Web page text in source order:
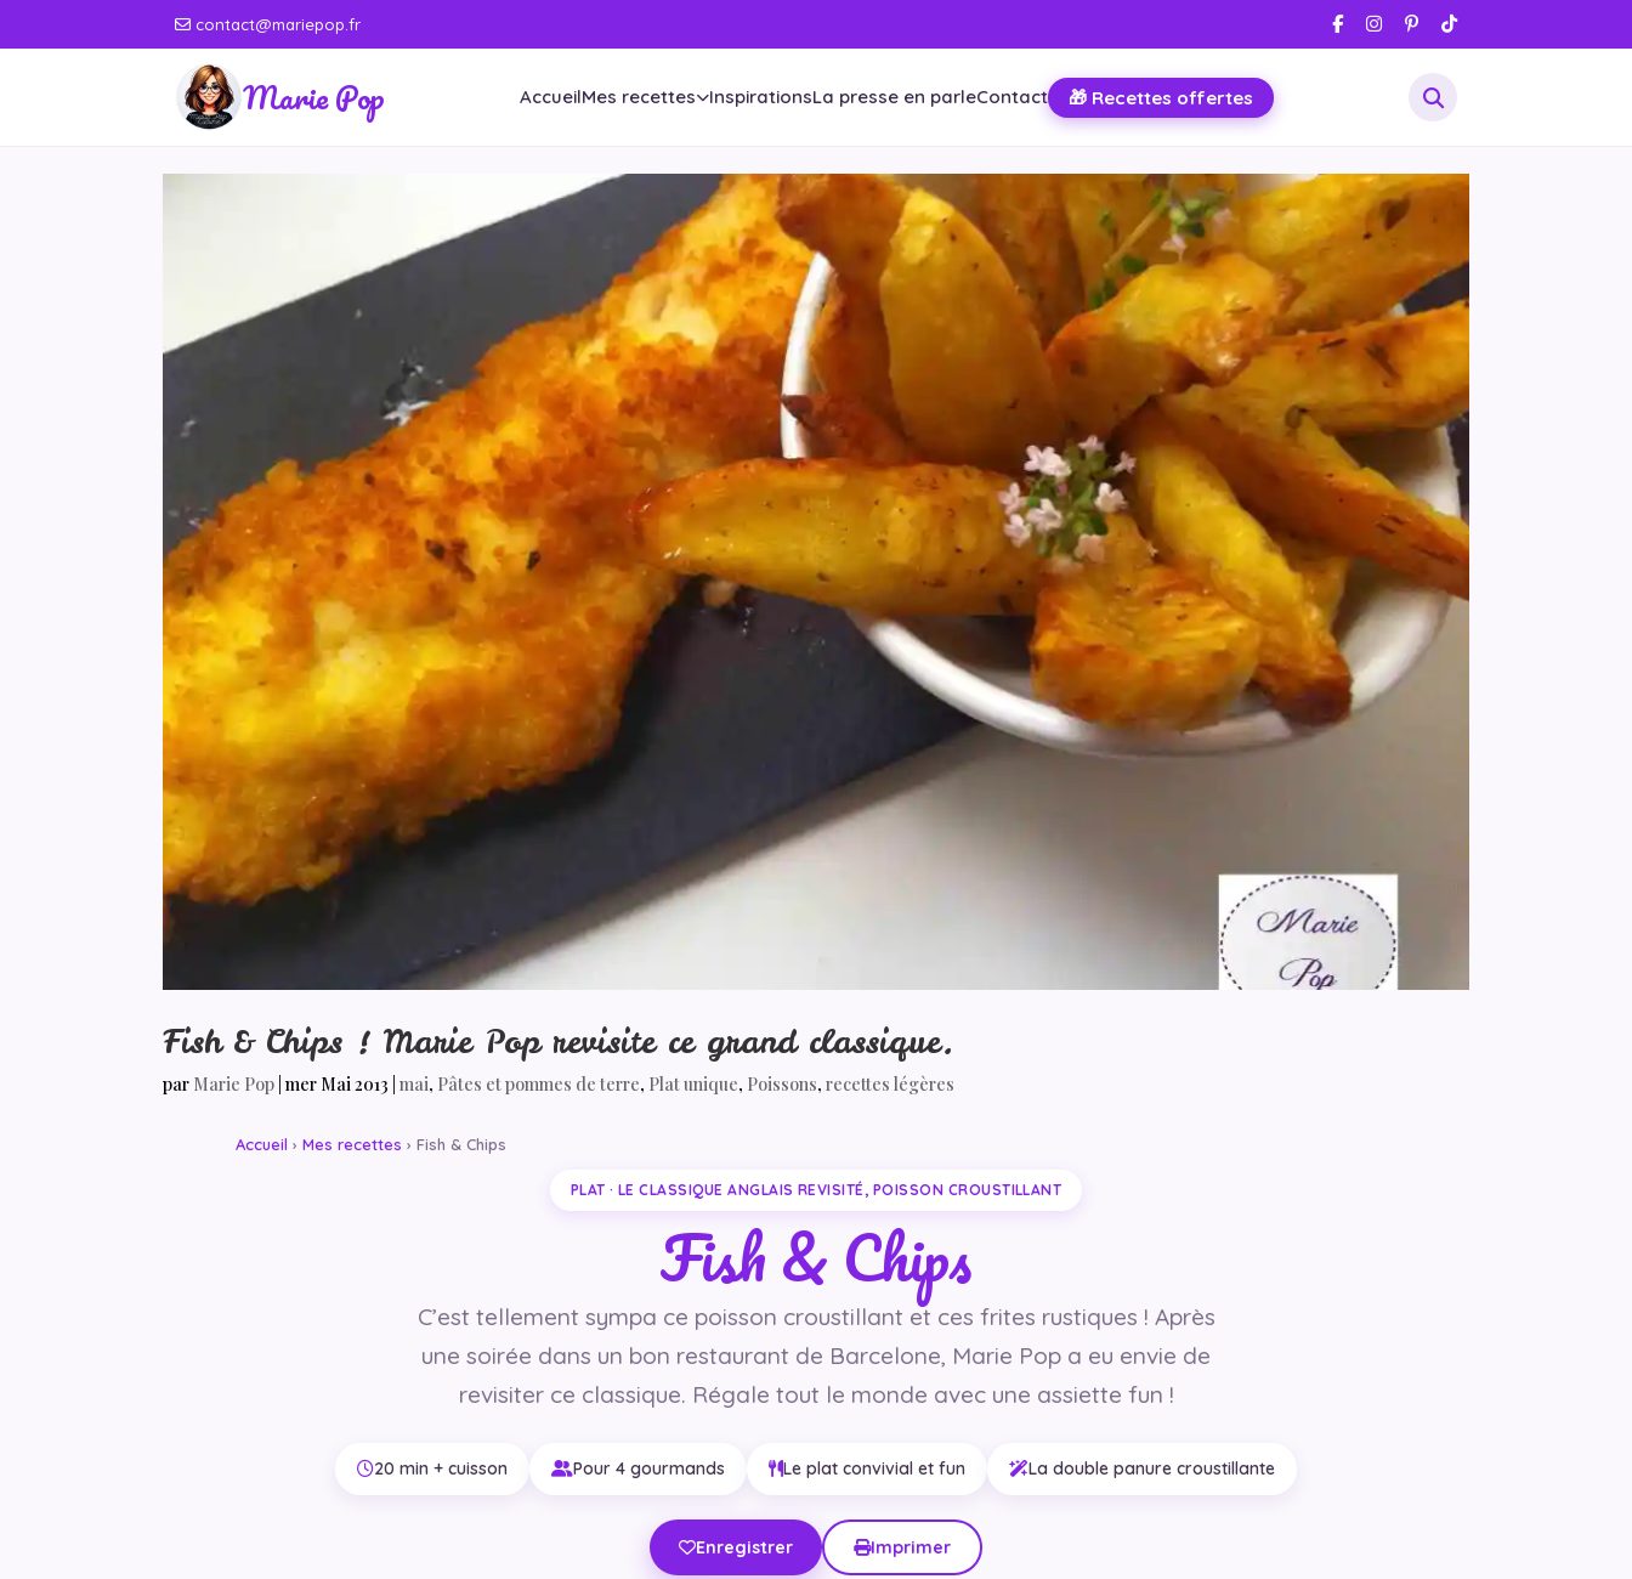
contact@mariepop.fr
Marie Pop AccueilMes recettes InspirationsLa presse en parleContact 🎁 Recettes offertes
Fish & Chips ! Marie Pop revisite ce grand classique.
par Marie Pop |mer Mai 2013 |mai, Pâtes et pommes de terre, Plat unique, Poissons,recettes légères
Accueil › Mes recettes › Fish & Chips
PLAT · LE CLASSIQUE ANGLAIS REVISITÉ, POISSON CROUSTILLANT
Fish & Chips
C’est tellement sympa ce poisson croustillant et ces frites rustiques ! Après
une soirée dans un bon restaurant de Barcelone, Marie Pop a eu envie de
revisiter ce classique. Régale tout le monde avec une assiette fun !
20 min + cuisson Pour 4 gourmands Le plat convivial et fun La double panure croustillante
Enregistrer Imprimer